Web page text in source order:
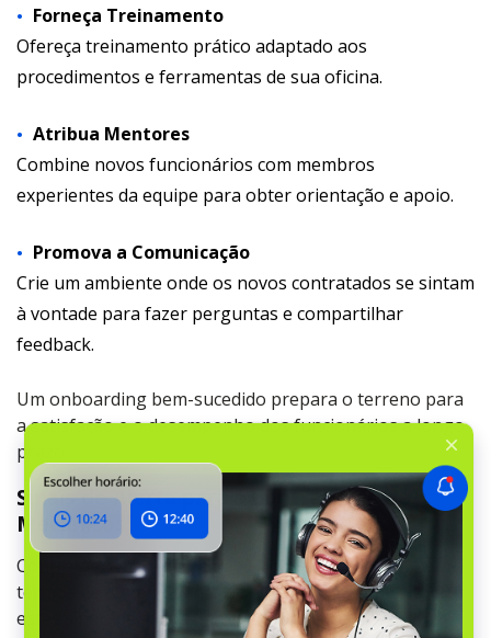
Forneça Treinamento
Ofereça treinamento prático adaptado aos
procedimentos e ferramentas de sua oficina.
Atribua Mentores
Combine novos funcionários com membros
experientes da equipe para obter orientação e apoio.
Promova a Comunicação
Crie um ambiente onde os novos contratados se sintam
à vontade para fazer perguntas e compartilhar
feedback.
Um onboarding bem-sucedido prepara o terreno para
a satisfação e o desempenho dos funcionários a longo
prazo.
Sinais de Alerta para a Contratação de
Mecânicos
Contratar o mecânico errado pode ser caro tanto em
termos de tempo quanto de dinheiro. Fique atento a
estes sinais de alerta durante o processo de